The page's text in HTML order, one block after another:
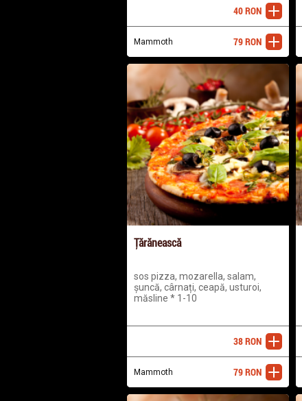
adaugă
40RON
Mammoth adaugă
79RON
Ţărănească
sos pizza, mozarella, salam,
șuncă, cârnați, ceapă, usturoi,
măsline * 1-10
adaugă
38RON
Mammoth adaugă
79RON